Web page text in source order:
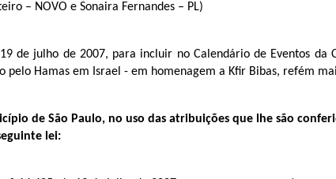
– NOVO e Sonaira Fernandes – PL)
de julho de 2007, para incluir no Calendário de Eventos
pelo Hamas em Israel - em homenagem a Kfir Bibas, refém
de São Paulo, no uso das atribuições que lhe são
lei: